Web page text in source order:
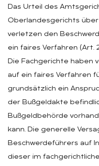
Das Urteil des
Oberlandesgerichts
verletzen den
ein faires Verfahren (Art. 2
Die Fachgerichte haben
auf ein faires Verfahren
grundsätzlich ein
der Bußgeldakte
Bußgeldbehörde
kann. Die generelle
Beschwerdeführers auf
dieser im